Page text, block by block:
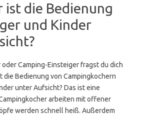
ist die Bedienung
und Kinder
Camping-Einsteiger fragst du dich
die Bedienung von Campingkochern
unter Aufsicht? Das ist eine
arbeiten mit offener
werden schnell heiß. Außerdem